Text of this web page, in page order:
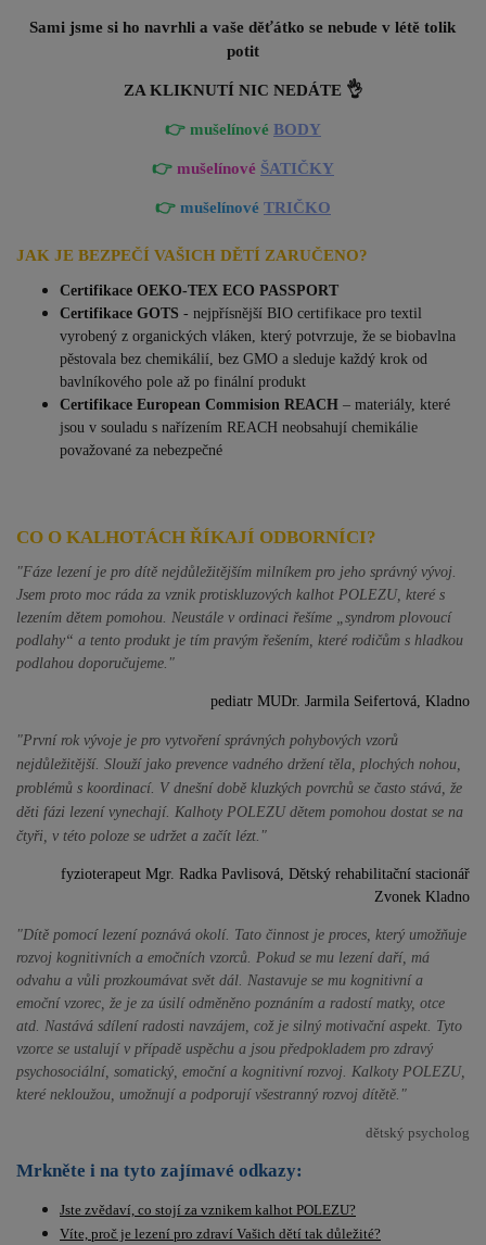
Sami jsme si ho navrhli a vaše děťátko se nebude v létě tolik
potit
ZA KLIKNUTÍ NIC NEDÁTE 👌
👉 mušelínové BODY
👉 mušelínové ŠATIČKY
👉 mušelínové TRIČKO
JAK JE BEZPEČÍ VAŠICH DĚTÍ ZARUČENO?
Certifikace OEKO-TEX ECO PASSPORT
Certifikace GOTS - nejpřísnější BIO certifikace pro textil
vyrobený z organických vláken, který potvrzuje, že se biobavlna
pěstovala bez chemikálií, bez GMO a sleduje každý krok od
bavlníkového pole až po finální produkt
Certifikace European Commision REACH – materiály, které
jsou v souladu s nařízením REACH neobsahují chemikálie
považované za nebezpečné
CO O KALHOTÁCH ŘÍKAJÍ ODBORNÍCI?
"Fáze lezení je pro dítě nejdůležitějším milníkem pro jeho správný vývoj.
Jsem proto moc ráda za vznik protiskluzových kalhot POLEZU, které s
lezením dětem pomohou. Neustále v ordinaci řešíme „syndrom plovoucí
podlahy“ a tento produkt je tím pravým řešením, které rodičům s hladkou
podlahou doporučujeme."
pediatr MUDr. Jarmila Seifertová, Kladno
"První rok vývoje je pro vytvoření správných pohybových vzorů
nejdůležitější. Slouží jako prevence vadného držení těla, plochých nohou,
problémů s koordinací. V dnešní době kluzkých povrchů se často stává, že
děti fázi lezení vynechají. Kalhoty POLEZU dětem pomohou dostat se na
čtyři, v této poloze se udržet a začít lézt."
fyzioterapeut Mgr. Radka Pavlisová, Dětský rehabilitační stacionář
Zvonek Kladno
"Dítě pomocí lezení poznává okolí. Tato činnost je proces, který umožňuje
rozvoj kognitivních a emočních vzorců. Pokud se mu lezení daří, má
odvahu a vůli prozkoumávat svět dál. Nastavuje se mu kognitivní a
emoční vzorec, že je za úsilí odměněno poznáním a radostí matky, otce
atd. Nastává sdílení radosti navzájem, což je silný motivační aspekt. Tyto
vzorce se ustalují v případě uspěchu a jsou předpokladem pro zdravý
psychosociální, somatický, emoční a kognitivní rozvoj. Kalkoty POLEZU,
které nekloužou, umožnují a podporují všestranný rozvoj dítětě. "
dětský psycholog
Mrkněte i na tyto zajímavé odkazy:
Jste zvědaví, co stojí za vznikem kalhot POLEZU?
Víte, proč je lezení pro zdraví Vašich dětí tak důležité?